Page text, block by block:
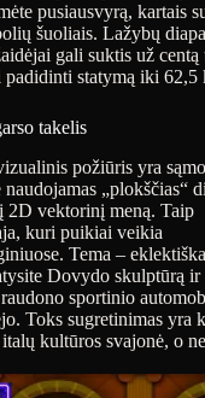
pusiausvyrą, kartais
šuoliais. Lažybų
gali suktis už centą
padidinti statymą iki 62,5
takelis
požiūris yra
naudojamas „plokščias“
2D vektorinį meną. Taip
kuri puikiai veikia
Tema –
Dovydo skulptūrą ir
sportinio
Toks sugretinimas yra
kultūros svajonė, o